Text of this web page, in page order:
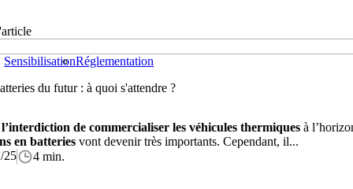
SensibilisationRéglementation
du futur : à quoi s'attendre ?
l’interdiction de commercialiser les véhicules thermiques à
en batteries vont devenir très importants. Cependant, il...
25
4 min.